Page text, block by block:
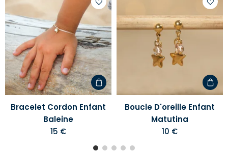
Ajouter
à
votre
liste
d'envies
Bracelet Cordon Enfant
Baleine
15 €
à
Boucle D'oreille Enfant
Matutina
10 €